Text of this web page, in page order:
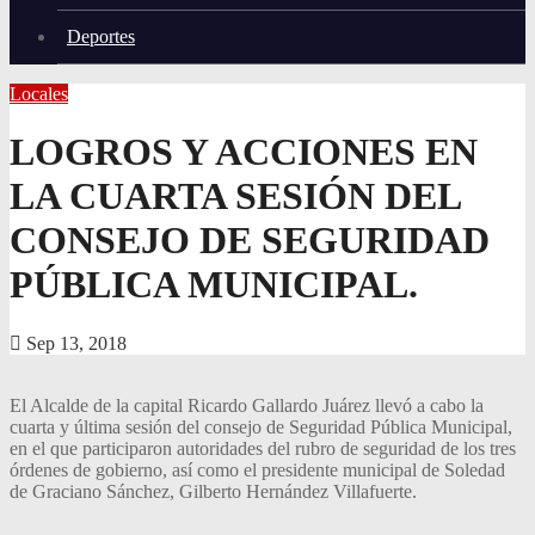
Deportes
Locales
LOGROS Y ACCIONES EN
LA CUARTA SESIÓN DEL
CONSEJO DE SEGURIDAD
PÚBLICA MUNICIPAL.
Sep 13, 2018
El Alcalde de la capital Ricardo Gallardo Juárez llevó a cabo la
cuarta y última sesión del consejo de Seguridad Pública Municipal,
en el que participaron autoridades del rubro de seguridad de los tres
órdenes de gobierno, así como el presidente municipal de Soledad
de Graciano Sánchez, Gilberto Hernández Villafuerte.